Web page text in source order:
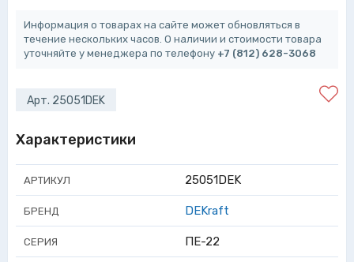
Информация о товарах на сайте может обновляться в
течение нескольких часов. О наличии и стоимости товара
уточняйте у менеджера по телефону +7 (812) 628-3068
Арт. 25051DEK
Характеристики
АРТИКУЛ 25051DEK
БРЕНД DEKraft
СЕРИЯ ПЕ-22